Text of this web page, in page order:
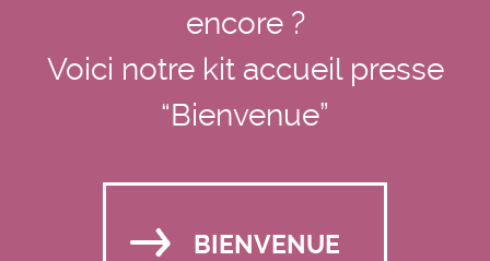
encore ?
Voici notre kit accueil presse
“Bienvenue”
BIENVENUE